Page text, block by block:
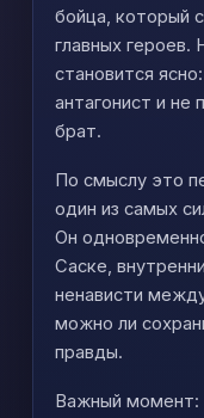
бойца, который
главных
становится
антагонист и не
брат.
По смыслу это
один из самых
Он
Саске,
ненависти
можно ли
правды.
Важный момент: